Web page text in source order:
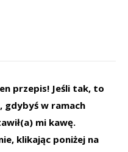
przepis! Jeśli tak, to
gdybyś w ramach
mi kawę.
klikając poniżej na